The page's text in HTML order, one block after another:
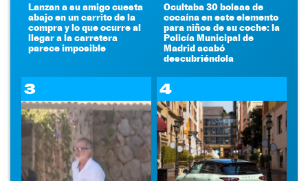
Lanzan a su amigo cuesta
abajo en un carrito de la
compra y lo que ocurre al
llegar a la carretera
parece imposible
Ocultaba 30 bolsas de
cocaína en este elemento
para niños de su coche: la
Policía Municipal de
Madrid acabó
descubriéndola
3 4